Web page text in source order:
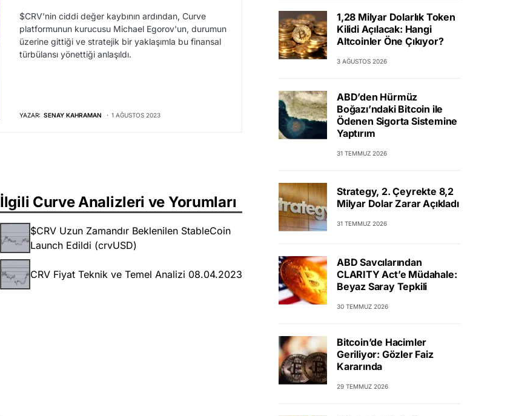
$CRV'nin ciddi değer kaybının ardından, Curve
platformunun kurucusu Michael Egorov'un, durumun
üzerine gittiği ve stratejik bir yaklaşımla bu finansal
türbülansı yönettiği anlaşıldı.
YAZAR: SENAY KAHRAMAN 1 AĞUSTOS 2023
İlgili Curve Analizleri ve Yorumları
$CRV Uzun Zamandır Beklenilen StableCoin
Launch Edildi (crvUSD)
CRV Fiyat Teknik ve Temel Analizi 08.04.2023
1,28 Milyar Dolarlık Token
Kilidi Açılacak: Hangi
Altcoinler Öne Çıkıyor?
3 AĞUSTOS 2026
ABD’den Hürmüz
Boğazı’ndaki Bitcoin ile
Ödenen Sigorta Sistemine
Yaptırım
31 TEMMUZ 2026
Strategy, 2. Çeyrekte 8,2
Milyar Dolar Zarar Açıkladı
31 TEMMUZ 2026
ABD Savcılarından
CLARITY Act’e Müdahale:
Beyaz Saray Tepkili
30 TEMMUZ 2026
Bitcoin’de Hacimler
Geriliyor: Gözler Faiz
Kararında
29 TEMMUZ 2026